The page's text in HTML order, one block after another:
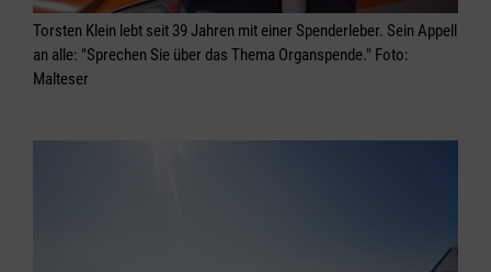
Torsten Klein lebt seit 39 Jahren mit einer Spenderleber. Sein Appell
an alle: "Sprechen Sie über das Thema Organspende." Foto:
Malteser